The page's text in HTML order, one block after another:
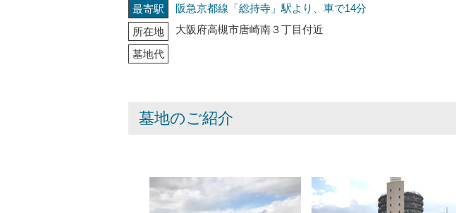
最寄駅
阪急京都線「総持寺」駅より、車で14分
所在地
大阪府高槻市唐崎南３丁目付近
墓地代
墓地のご紹介